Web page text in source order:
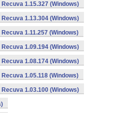
Recuva 1.15.327 (Windows)
Recuva 1.13.304 (Windows)
Recuva 1.11.257 (Windows)
Recuva 1.09.194 (Windows)
Recuva 1.08.174 (Windows)
Recuva 1.05.118 (Windows)
Recuva 1.03.100 (Windows)